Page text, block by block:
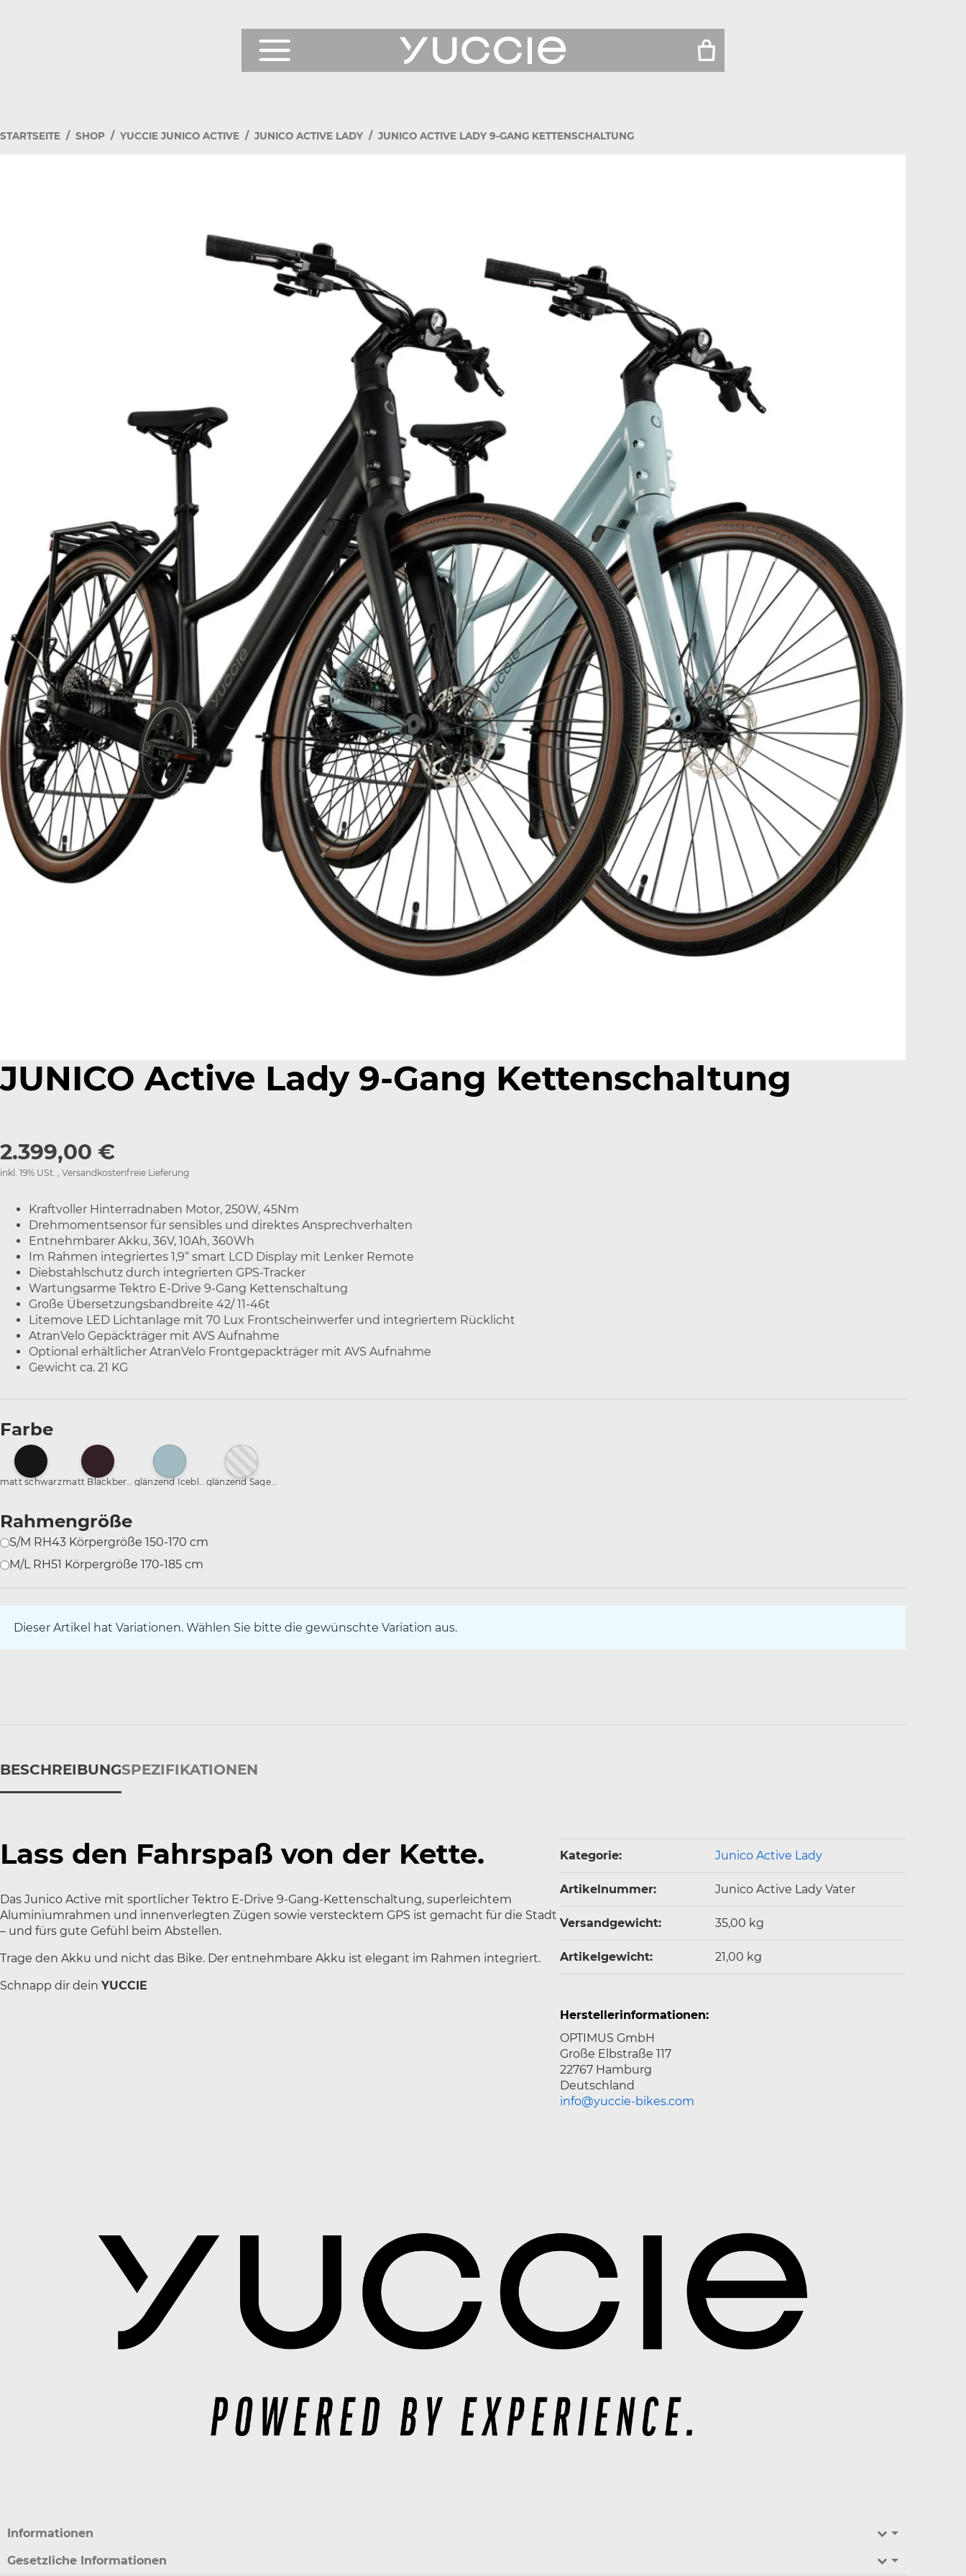
Shop
Über Uns
Service
STARTSEITE SHOP YUCCIE JUNICO ACTIVE JUNICO ACTIVE LADY JUNICO ACTIVE LADY 9-GANG KETTENSCHALTUNG
JUNICO Active Lady 9-Gang Kettenschaltung
2.399,00 €
inkl. 19% USt. , Versandkostenfreie Lieferung
Kraftvoller Hinterradnaben Motor, 250W, 45Nm
Drehmomentsensor für sensibles und direktes Ansprechverhalten
Entnehmbarer Akku, 36V, 10Ah, 360Wh
Im Rahmen integriertes 1,9“ smart LCD Display mit Lenker Remote
Diebstahlschutz durch integrierten GPS-Tracker
Wartungsarme Tektro E-Drive 9-Gang Kettenschaltung
Große Übersetzungsbandbreite 42/ 11-46t
Litemove LED Lichtanlage mit 70 Lux Frontscheinwerfer und integriertem Rücklicht
AtranVelo Gepäckträger mit AVS Aufnahme
Optional erhältlicher AtranVelo Frontgepackträger mit AVS Aufnahme
Gewicht ca. 21 KG
Farbe
matt schwarzmatt Blackberryglänzend Iceblueglänzend Sage green
Rahmengröße
S/M RH43 Körpergröße 150-170 cm
M/L RH51 Körpergröße 170-185 cm
Dieser Artikel hat Variationen. Wählen Sie bitte die gewünschte Variation aus.
BESCHREIBUNGSPEZIFIKATIONEN
Lass den Fahrspaß von der Kette.
Das Junico Active mit sportlicher Tektro E-Drive 9-Gang-Kettenschaltung, superleichtem
Aluminiumrahmen und innenverlegten Zügen sowie verstecktem GPS ist gemacht für die Stadt
– und fürs gute Gefühl beim Abstellen.
Trage den Akku und nicht das Bike. Der entnehmbare Akku ist elegant im Rahmen integriert.
Schnapp dir dein YUCCIE
Produkteigenschaft
Wert
Kategorie: Junico Active Lady
Artikelnummer: Junico Active Lady Vater
Versandgewicht‍: 35,00 kg
Artikelgewicht‍: 21,00 kg
Herstellerinformationen:
OPTIMUS GmbH
Große Elbstraße 117
22767 Hamburg
Deutschland
info@yuccie-bikes.com
Informationen
Gesetzliche Informationen